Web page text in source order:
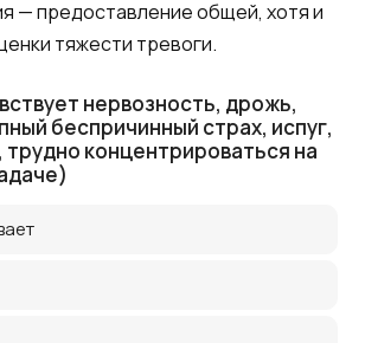
— предоставление общей, хотя и
тяжести тревоги.
нервозность, дрожь,
беспричинный страх, испуг,
концентрироваться на